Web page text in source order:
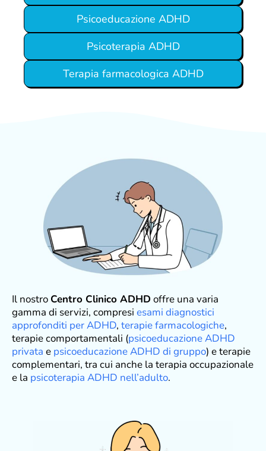
Psicoeducazione ADHD
Psicoterapia ADHD
Terapia farmacologica ADHD
Il nostro Centro Clinico ADHD offre una varia
gamma di servizi, compresi esami diagnostici
approfonditi per ADHD, terapie farmacologiche,
terapie comportamentali (psicoeducazione ADHD
privata e psicoeducazione ADHD di gruppo) e terapie
complementari, tra cui anche la terapia occupazionale
e la psicoterapia ADHD nell’adulto.